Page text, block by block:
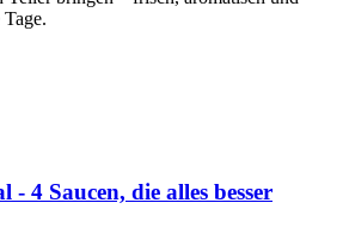
- 4 Saucen, die alles besser